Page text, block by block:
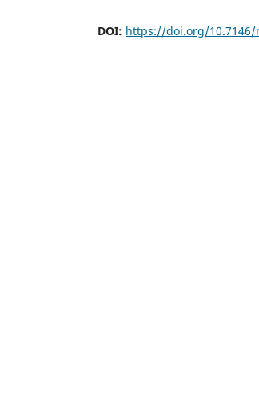
DOI: https://doi.org/10.7146/